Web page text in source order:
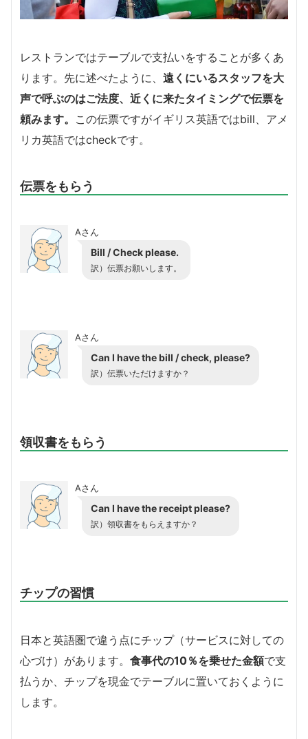
レストランではテーブルで支払いをすることが多くあ
ります。先に述べたように、 遠くにいるスタッフを大
声で呼ぶのはご法度、近くに来たタイミングで伝票を
頼みます。 この伝票ですがイギリス英語ではbill、アメ
リカ英語ではcheckです。
伝票をもらう
Aさん
Bill / Check please.
訳）伝票お願いします。
Aさん
Can I have the bill / check, please?
訳）伝票いただけますか？
領収書をもらう
Aさん
Can I have the receipt please?
訳）領収書をもらえますか？
チップの習慣
日本と英語圏で違う点にチップ（サービスに対しての
心づけ）があります。 食事代の10％を乗せた金額で支
払うか、チップを現金でテーブルに置いておくように
します。